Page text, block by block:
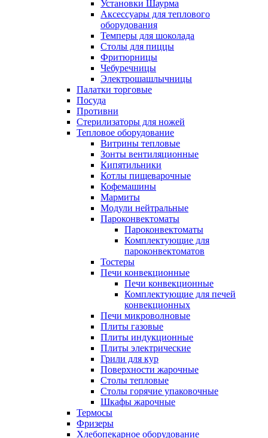
Установки Шаурма
Аксессуары для теплового
оборудования
Темперы для шоколада
Столы для пиццы
Фритюрницы
Чебуречницы
Электрошашлычницы
Палатки торговые
Посуда
Противни
Стерилизаторы для ножей
Тепловое оборудование
Витрины тепловые
Зонты вентиляционные
Кипятильники
Котлы пищеварочные
Кофемашины
Мармиты
Модули нейтральные
Пароконвектоматы
Пароконвектоматы
Комплектующие для
пароконвектоматов
Тостеры
Печи конвекционные
Печи конвекционные
Комплектующие для печей
конвекционных
Печи микроволновые
Плиты газовые
Плиты индукционные
Плиты электрические
Грили для кур
Поверхности жарочные
Столы тепловые
Столы горячие упаковочные
Шкафы жарочные
Термосы
Фризеры
Хлебопекарное оборудование